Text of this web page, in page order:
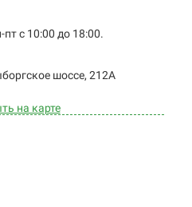
с 10:00 до 18:00.
шоссе, 212А
на карте